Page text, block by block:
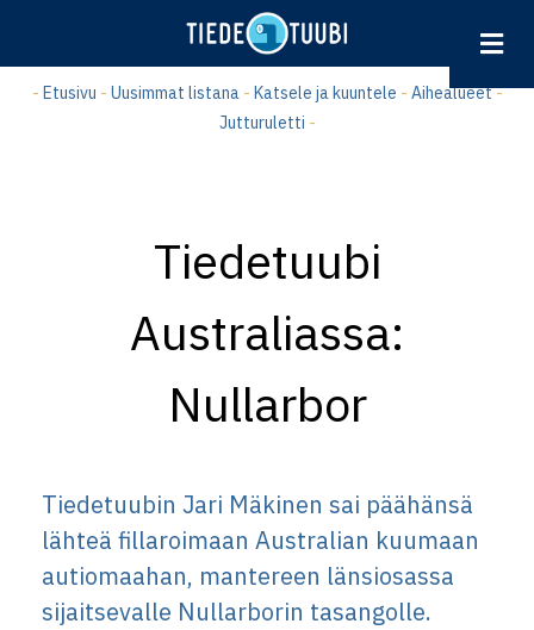
- Etusivu - Uusimmat listana- Katsele ja kuuntele - Aihealueet-
Jutturuletti -
Tiedetuubi
Australiassa:
Nullarbor
Tiedetuubin Jari Mäkinen sai päähänsä
lähteä fillaroimaan Australian kuumaan
autiomaahan, mantereen länsiosassa
sijaitsevalle Nullarborin tasangolle.